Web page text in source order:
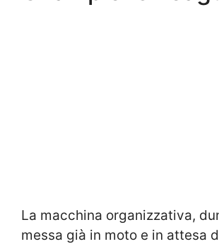
La macchina organizzativa,
messa già in moto e in attesa